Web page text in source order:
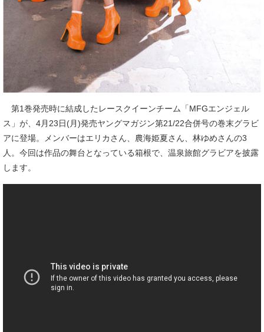
第1巻発売時に結成したレースクイーンチーム「MFGエンジェル
ス」が、4月23日(月)発売ヤングマガジン第21/22合併号の巻末グラビ
アに登場。メンバーはエリカさん、農海姫夏さん、林ゆめさんの3
人。今回は作品の舞台となっている箱根で、温泉旅館グラビアを披露
します。